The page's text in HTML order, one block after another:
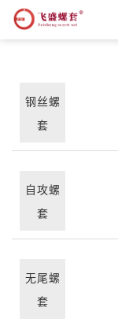
钢丝螺
套
自攻螺
套
无尾螺
套